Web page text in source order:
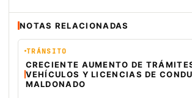
NOTAS RELACIONADAS
TRÁNSITO
CRECIENTE AUMENTO DE
VEHÍCULOS Y LICENCIAS DE
MALDONADO